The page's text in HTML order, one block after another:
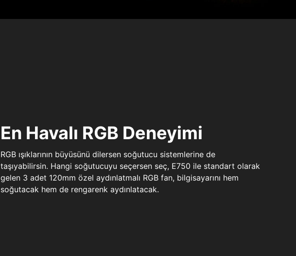
En Havalı RGB Deneyimi
RGB ışıklarının büyüsünü dilersen soğutucu sistemlerine de
taşıyabilirsin. Hangi soğutucuyu seçersen seç, E750 ile standart olarak
gelen 3 adet 120mm özel aydınlatmalı RGB fan, bilgisayarını hem
soğutacak hem de rengarenk aydınlatacak.